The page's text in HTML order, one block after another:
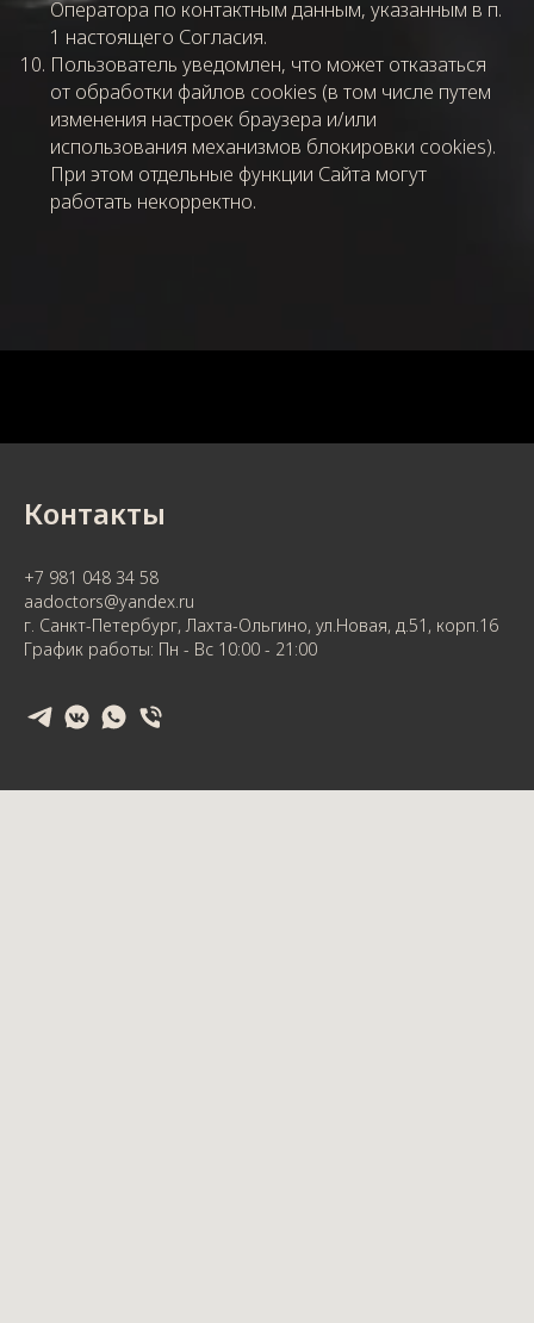
Оператора по контактным данным, указанным в п.
1 настоящего Согласия.
Пользователь уведомлен, что может отказаться
от обработки файлов cookies (в том числе путем
изменения настроек браузера и/или
использования механизмов блокировки cookies).
При этом отдельные функции Сайта могут
работать некорректно.
Контакты
+7 981 048 34 58
aadoctors@yandex.ru
г. Санкт-Петербург, Лахта-Ольгино, ул.Новая, д.51, корп.16
График работы: Пн - Вс 10:00 - 21:00